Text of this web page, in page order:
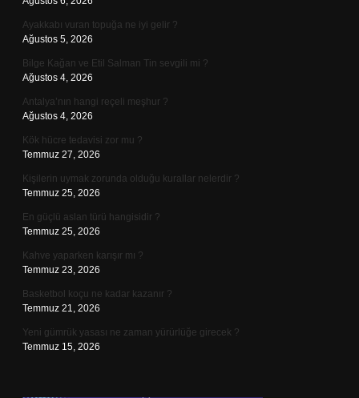
Ayakkabı vuran topuğa ne iyi gelir ?
Ağustos 5, 2026
Bilge Kağan ve Etil Salman Tin sevgili mi ?
Ağustos 4, 2026
Antalya’nın hangi reçeli meşhur ?
Ağustos 4, 2026
Kök hücre tedavisi zor mu ?
Temmuz 27, 2026
Kişilerin uymak zorunda olduğu kurallar nelerdir ?
Temmuz 25, 2026
En güçlü aslan türü hangisidir ?
Temmuz 25, 2026
Kahve yaparken karışır mı ?
Temmuz 23, 2026
Basketbol koçu ne kadar kazanır ?
Temmuz 21, 2026
Yeni gümrük yasası ne zaman yürürlüğe girecek ?
Temmuz 15, 2026